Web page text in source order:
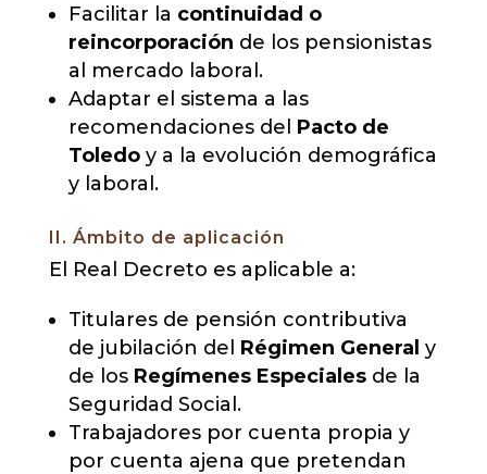
Facilitar la continuidad o
reincorporación de los pensionistas
al mercado laboral.
Adaptar el sistema a las
recomendaciones del Pacto de
Toledoy a la evolución demográfica
y laboral.
II. Ámbito de aplicación
El Real Decreto es aplicable a:
Titulares de pensión contributiva
de jubilación del Régimen General y
de los Regímenes Especialesde la
Seguridad Social.
Trabajadores por cuenta propia y
por cuenta ajena que pretendan